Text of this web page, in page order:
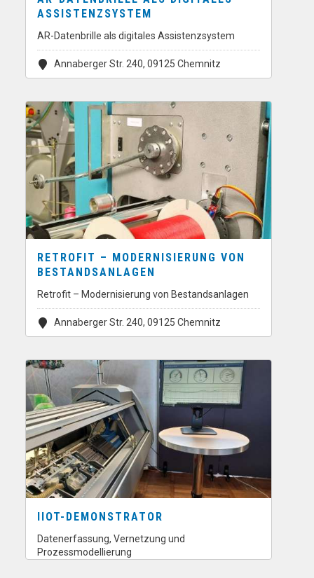
ASSISTENZSYSTEM
AR-Datenbrille als digitales Assistenzsystem
Annaberger Str. 240, 09125 Chemnitz
RETROFIT – MODERNISIERUNG VON
BESTANDSANLAGEN
Retrofit – Modernisierung von Bestandsanlagen
Annaberger Str. 240, 09125 Chemnitz
IIOT-DEMONSTRATOR
Datenerfassung, Vernetzung und
Prozessmodellierung